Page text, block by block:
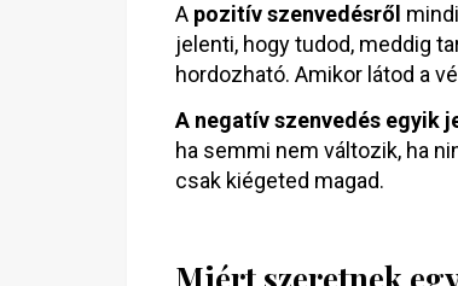
A pozitív szenvedésről
jelenti, hogy tudod, meddig
hordozható. Amikor látod a
A negatív szenvedés egyik
ha semmi nem változik, ha
csak kiégeted magad.